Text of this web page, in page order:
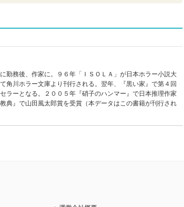
勤務後、作家に。９６年「ＩＳＯＬＡ」が日本ホラー小説大
角川ホラー文庫より刊行される。翌年、『黒い家』で第４回
ラーとなる。２００５年『硝子のハンマー』で日本推理作家
典』で山田風太郎賞を受賞（本データはこの書籍が刊行され